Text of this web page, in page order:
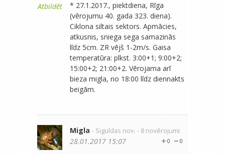
Atbildēt
* 27.1.2017., piektdiena, Rīga
(vērojumu 40. gada 323. diena).
Ciklona siltais sektors. Apmācies,
atkusnis, sniega sega samazinās
līdz 5cm. ZR vējš 1-2m/s. Gaisa
temperatūra: plkst. 3:00+1; 9:00+2;
15:00+2; 21:00+2. Vērojama arī
bieza migla, no 18:00 līdz diennakts
beigām.
Migla - Siguldas nov. - 8 novērojumi
0
0
28.01.2017 15:07